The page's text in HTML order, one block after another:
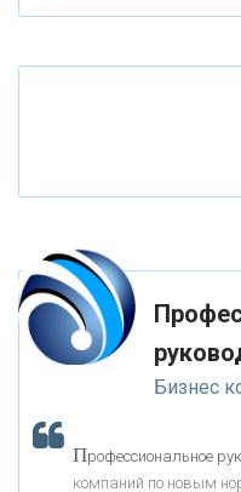
«ФК ОТКРЫТИЕ»
«РОСЕВРОБАНК»
«ПРЕСС-СЛУЖБА
Бизнес
Профессиональное
компаний по новым